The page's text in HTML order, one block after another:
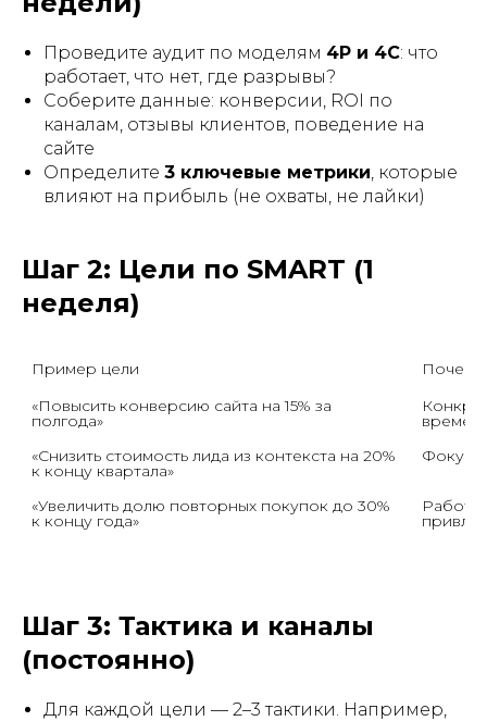
Проведите аудит по моделям 4P и 4C: что
работает, что нет, где разрывы?
Соберите данные: конверсии, ROI по
каналам, отзывы клиентов, поведение на
сайте
Определите 3 ключевые метрики , которые
влияют на прибыль (не охваты, не лайки)
Шаг 2: Цели по SMART (1
неделя)
Пример цели
Почему
«Повысить конверсию сайта на 15% за
полгода»
«Снизить стоимость лида из контекста на 20%
к концу квартала»
Фокус
«Увеличить долю повторных покупок до 30%
к концу года»
Работа
Шаг 3: Тактика и каналы
(постоянно)
Для каждой цели — 2–3 тактики. Например,